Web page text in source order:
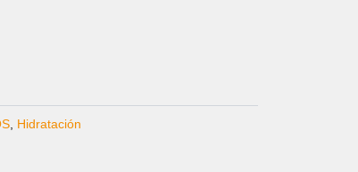
, Hidratación